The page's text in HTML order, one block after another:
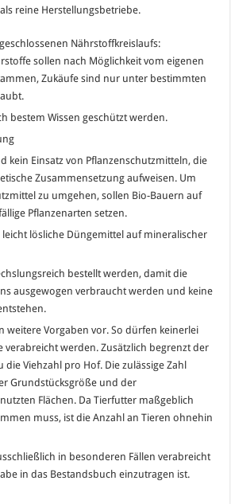
reine Herstellungsbetriebe.
Nährstoffkreislaufs:
sollen nach Möglichkeit vom eigenen
Zukäufe sind nur unter bestimmten
bestem Wissen geschützt werden.
kein Einsatz von Pflanzenschutzmitteln, die
Zusammensetzung aufweisen. Um
zu umgehen, sollen Bio-Bauern auf
Pflanzenarten setzen.
lösliche Düngemittel auf mineralischer
bestellt werden, damit die
ausgewogen verbraucht werden und keine
weitere Vorgaben vor. So dürfen keinerlei
verabreicht werden. Zusätzlich begrenzt der
Viehzahl pro Hof. Die zulässige Zahl
Grundstücksgröße und der
Flächen. Da Tierfutter maßgeblich
muss, ist die Anzahl an Tieren ohnehin
in besonderen Fällen verabreicht
in das Bestandsbuch einzutragen ist.